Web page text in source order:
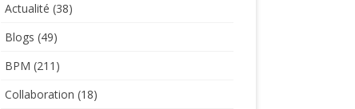
Actualité (38)
Blogs (49)
BPM (211)
Collaboration (18)